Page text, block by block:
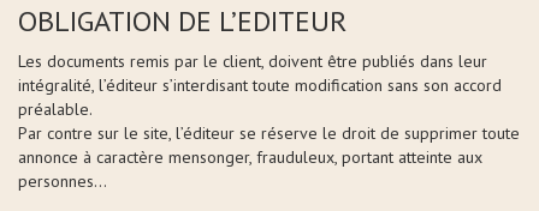
OBLIGATION DE L’EDITEUR
Les documents remis par le client, doivent être publiés dans leur
intégralité, l’éditeur s’interdisant toute modification sans son accord
préalable.
Par contre sur le site, l’éditeur se réserve le droit de supprimer toute
annonce à caractère mensonger, frauduleux, portant atteinte aux
personnes…